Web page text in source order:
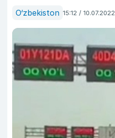
O‘zbekiston 15:12 / 10.07.2022